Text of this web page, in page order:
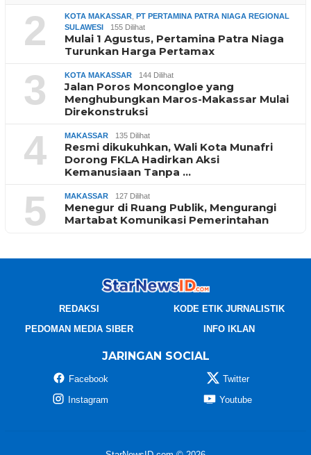
2 KOTA MAKASSAR PT PERTAMINA PATRA NIAGA REGIONAL
SULAWESI
155 Dilihat
Mulai 1 Agustus, Pertamina Patra Niaga
Turunkan Harga Pertamax
3 KOTA MAKASSAR 144 Dilihat
Jalan Poros Moncongloe yang
Menghubungkan Maros-Makassar Mulai
Direkonstruksi
4 MAKASSAR 135 Dilihat
Resmi dikukuhkan, Wali Kota Munafri
Dorong FKLA Hadirkan Aksi
Kemanusiaan Tanpa …
5 MAKASSAR 127 Dilihat
Menegur di Ruang Publik, Mengurangi
Martabat Komunikasi Pemerintahan
REDAKSI
KODE ETIK JURNALISTIK
PEDOMAN MEDIA SIBER
INFO IKLAN
JARINGAN SOCIAL
Facebook
Twitter
Instagram
Youtube